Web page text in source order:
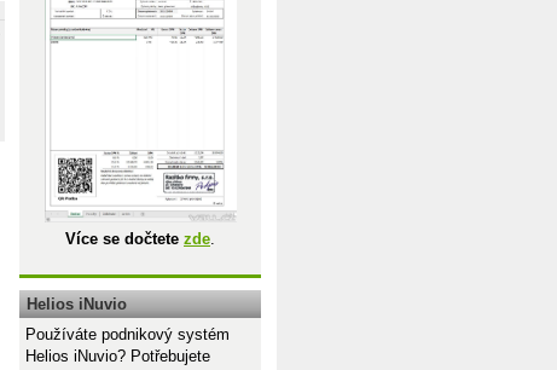
Více se dočtete zde.
Helios iNuvio
Používáte podnikový systém
Helios iNuvio? Potřebujete